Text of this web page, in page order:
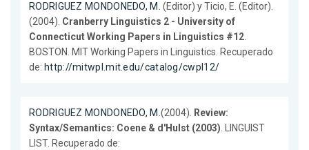
RODRIGUEZ MONDONEDO, M. (Editor) y Ticio, E. (Editor).
(2004). Cranberry Linguistics 2 - University of
Connecticut Working Papers in Linguistics #12.
BOSTON. MIT Working Papers in Linguistics. Recuperado
de: http://mitwpl.mit.edu/catalog/cwpl12/
RODRIGUEZ MONDONEDO, M.(2004). Review:
Syntax/Semantics: Coene & d'Hulst (2003). LINGUIST
LIST. Recuperado de: